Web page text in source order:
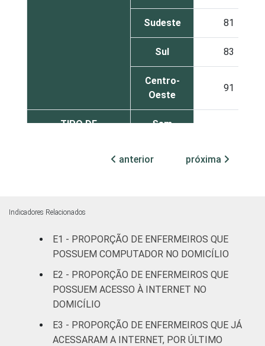
Sudeste 81
Sul 83
Centro-
Oeste
91
TIPO DE
Sem
Com
internação
50 leitos)
86
FAIXA ETÁRIA
anos
anterior próxima
Indicadores Relacionados
E1 - PROPORÇÃO DE ENFERMEIROS QUE
POSSUEM COMPUTADOR NO DOMICÍLIO
E2 - PROPORÇÃO DE ENFERMEIROS QUE
POSSUEM ACESSO À INTERNET NO
DOMICÍLIO
E3 - PROPORÇÃO DE ENFERMEIROS QUE JÁ
ACESSARAM A INTERNET, POR ÚLTIMO